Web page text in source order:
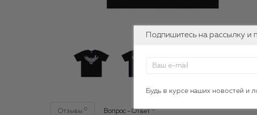
Подпишитесь на рассылку и
Будь в курсе наших новостей и
Отзывы 0 Вопрос - Ответ 0